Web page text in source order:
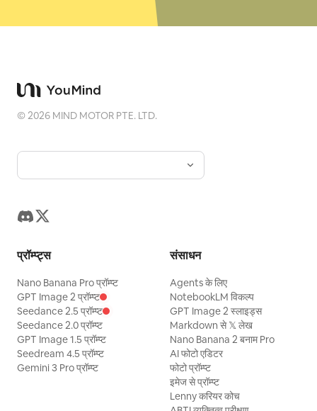
©2026 MIND MOTOR PTE. LTD.
प्रॉम्प्ट्स
Nano Banana Pro प्रॉम्प्ट
GPT Image 2 प्रॉम्प्ट
Seedance 2.5 प्रॉम्प्ट
Seedance 2.0 प्रॉम्प्ट
GPT Image 1.5 प्रॉम्प्ट
Seedream 4.5 प्रॉम्प्ट
Gemini 3 Pro प्रॉम्प्ट
संसाधन
Agents के लिए
NotebookLM विकल्प
GPT Image 2 स्लाइड्स
Markdown से 𝕏 लेख
Nano Banana 2 बनाम Pro
AI फोटो एडिटर
फोटो प्रॉम्प्ट
इमेज से प्रॉम्प्ट
Lenny करियर कोच